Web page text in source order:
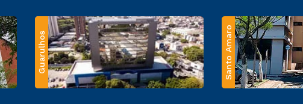
Guarulhos Santo Amaro